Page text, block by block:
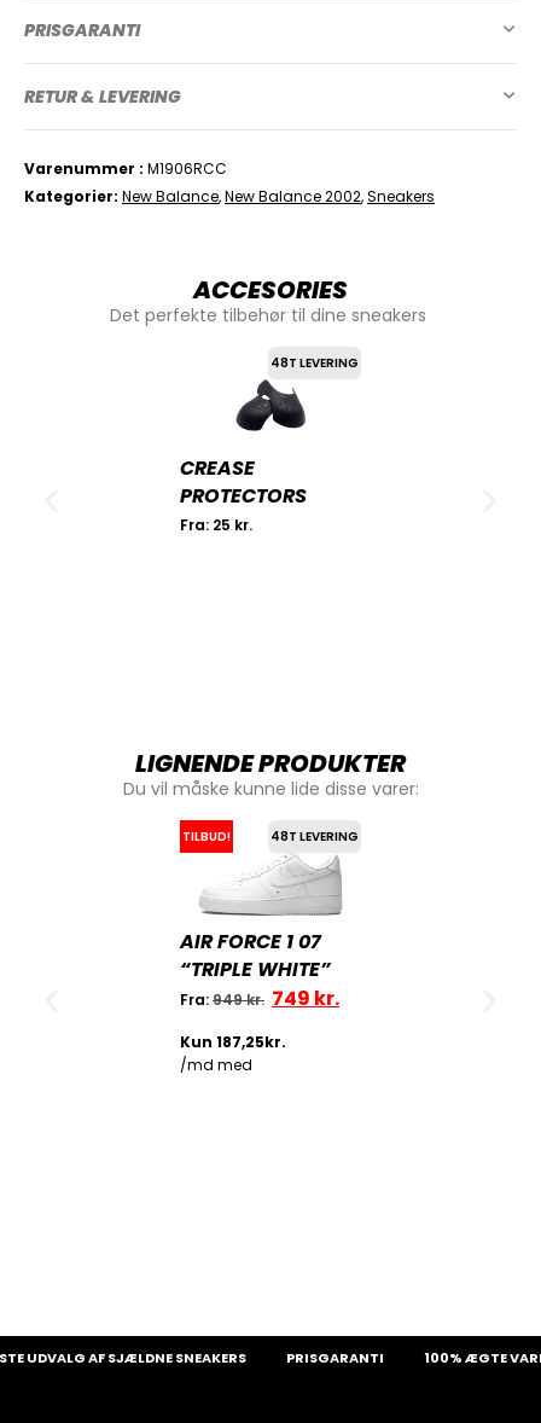
PRISGARANTI
RETUR & LEVERING
Varenummer
M1906RCC
Kategorier New Balance,New Balance 2002,Sneakers
ACCESORIES
Det perfekte tilbehør til dine sneakers
48T LEVERING
CREASE
PROTECTORS
Fra: 25 kr.
LIGNENDE PRODUKTER
Du vil måske kunne lide disse varer:
TILBUD! 48T LEVERING
AIR FORCE 1 07
“TRIPLE WHITE”
Fra:949kr. 749 kr.
UDVALG AF SJÆLDNE SNEAKERS PRISGARANTI 100% ÆGTE VARER